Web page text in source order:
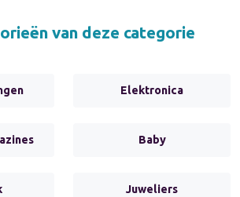
van deze categorie
Elektronica
Baby
Juweliers